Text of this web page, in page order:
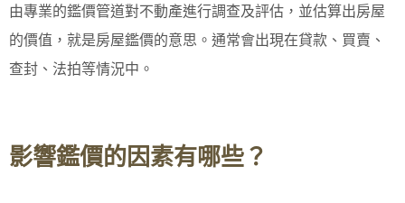
由專業的鑑價管道對不動產進行調查及評估，並估算出房屋
的價值，就是房屋鑑價的意思。通常會出現在貸款、買賣、
查封、法拍等情況中。
影響鑑價的因素有哪些？